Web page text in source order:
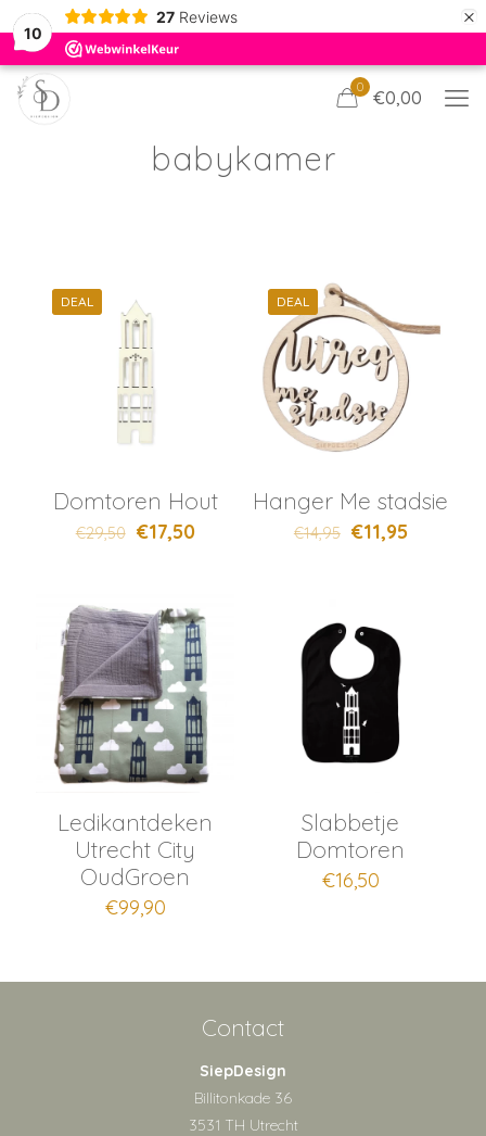
10
27 Reviews ×
0 €0,00
babykamer
DEAL
Domtoren Hout
€29,50 €17,50
DEAL
Hanger Me stadsie
€14,95 €11,95
Ledikantdeken
Utrecht City
OudGroen
€99,90
Slabbetje
Domtoren
€16,50
Contact
SiepDesign
Billitonkade 36
3531 TH Utrecht